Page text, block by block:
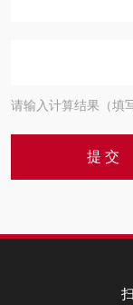
请输入计算结果（填